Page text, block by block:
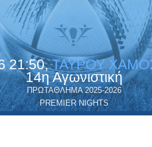
21:50,ΤΑΥΡΟΥ
14η Αγωνιστική
ΠΡΩΤΑΘΛΗΜΑ 2025-2026
PREMIER NIGHTS